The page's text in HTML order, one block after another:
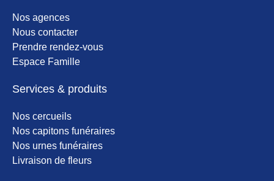
Nos agences
Nous contacter
Prendre rendez-vous
Espace Famille
Services & produits
Nos cercueils
Nos capitons funéraires
Nos urnes funéraires
Livraison de fleurs